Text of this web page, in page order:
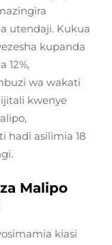
utendaji. Kukua
kupanda
12%,
wa wakati
kwenye
hadi asilimia 18
Malipo
kiasi